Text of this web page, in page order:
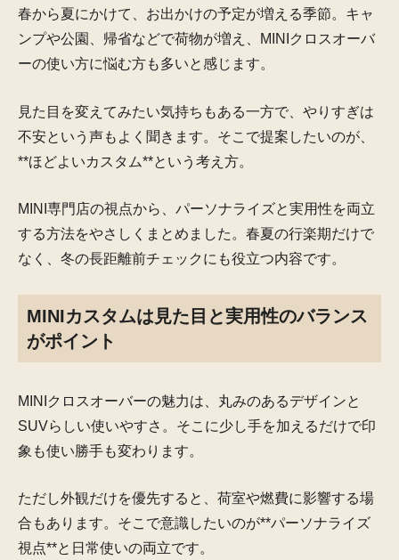
春から夏にかけて、お出かけの予定が増える季節。キャ
ンプや公園、帰省などで荷物が増え、MINIクロスオーバ
ーの使い方に悩む方も多いと感じます。
見た目を変えてみたい気持ちもある一方で、やりすぎは
不安という声もよく聞きます。そこで提案したいのが、
**ほどよいカスタム**という考え方。
MINI専門店の視点から、パーソナライズと実用性を両立
する方法をやさしくまとめました。春夏の行楽期だけで
なく、冬の長距離前チェックにも役立つ内容です。
MINIカスタムは見た目と実用性のバランス
がポイント
MINIクロスオーバーの魅力は、丸みのあるデザインと
SUVらしい使いやすさ。そこに少し手を加えるだけで印
象も使い勝手も変わります。
ただし外観だけを優先すると、荷室や燃費に影響する場
合もあります。そこで意識したいのが**パーソナライズ
視点**と日常使いの両立です。